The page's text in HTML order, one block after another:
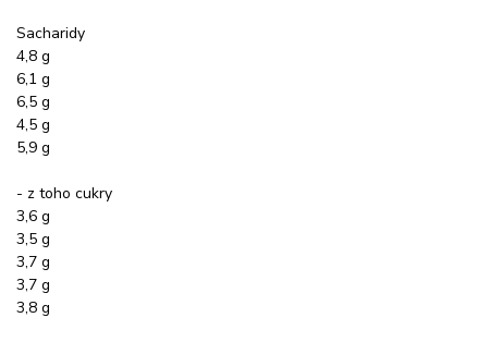
Sacharidy
4,8 g
6,1 g
6,5 g
4,5 g
5,9 g
- z toho cukry
3,6 g
3,5 g
3,7 g
3,7 g
3,8 g